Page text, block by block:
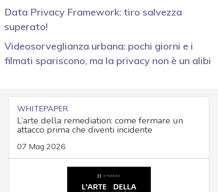
Data Privacy Framework: tiro salvezza
superato!
Videosorveglianza urbana: pochi giorni e i
filmati spariscono, ma la privacy non è un alibi
WHITEPAPER
L’arte della remediation: come fermare un
attacco prima che diventi incidente
07 Mag 2026